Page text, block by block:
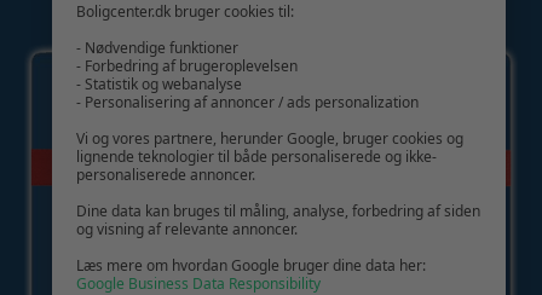
GIV GLÆDE MED ET GAVEKORT!
Boligcenter.dk bruger cookies til:
- Nødvendige funktioner
- Forbedring af brugeroplevelsen
- Statistik og webanalyse
- Personalisering af annoncer / ads personalization
Vi og vores partnere, herunder Google, bruger cookies og
lignende teknologier til både personaliserede og ikke-
personaliserede annoncer.
Dine data kan bruges til måling, analyse, forbedring af siden
og visning af relevante annoncer.
Læs mere om hvordan Google bruger dine data her:
Google Business Data Responsibility